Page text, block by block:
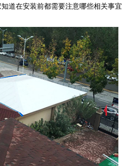
道在安装前都需要注意哪些相关事宜